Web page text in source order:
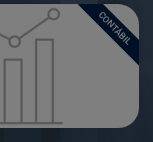
CONTÁBIL​